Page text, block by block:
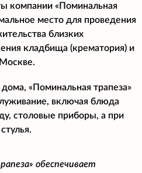
компании «Поминальная
место для проведения
близких
кладбища (крематория) и
«Поминальная трапеза»
включая блюда
столовые приборы, а при
обеспечивает